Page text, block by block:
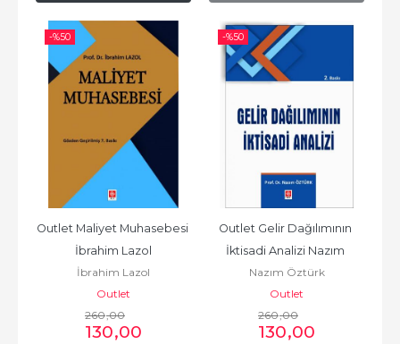
-%50
Outlet Maliyet Muhasebesi
İbrahim Lazol
İbrahim Lazol
Outlet
260,00
130,00
-%50
Outlet Gelir Dağılımının
İktisadi Analizi Nazım
Öztürk
Nazım Öztürk
Outlet
260,00
130,00